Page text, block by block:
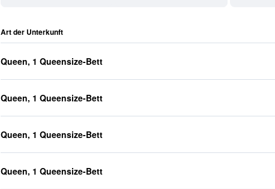
Art der Unterkunft
Queen, 1 Queensize-Bett
Queen, 1 Queensize-Bett
Queen, 1 Queensize-Bett
Queen, 1 Queensize-Bett